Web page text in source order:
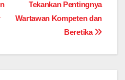
Tekankan Pentingnya
Wartawan Kompeten dan
Beretika